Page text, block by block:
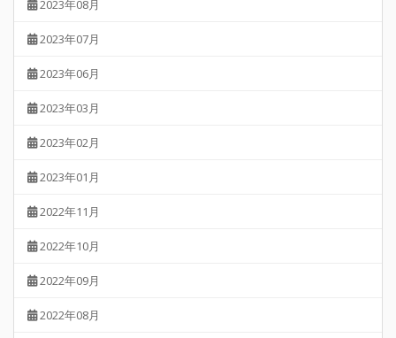
2023年08月
2023年07月
2023年06月
2023年03月
2023年02月
2023年01月
2022年11月
2022年10月
2022年09月
2022年08月